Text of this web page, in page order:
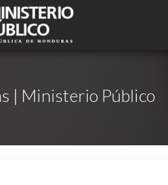
| Ministerio Público